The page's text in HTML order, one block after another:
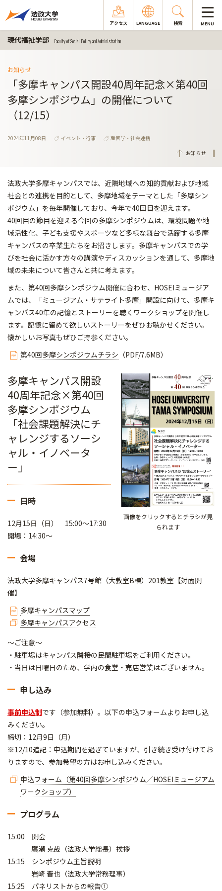
アクセス LANGUAGE 検索 MENU
現代福祉学部 Faculty of Social Policy and Administration
お知らせ
「多摩キャンパス開設40周年記念×第40回
多摩シンポジウム」の開催について
（12/15）
2024年11月08日 イベント・行事
産官学・社会連携
お知らせ
法政大学多摩キャンパスでは、近隣地域への知的貢献および地域
社会との連携を目的として、多摩地域をテーマとした「多摩シン
ポジウム」を毎年開催しており、今年で40回目を迎えます。
40回目の節目を迎える今回の多摩シンポジウムは、環境問題や地
域活性化、子ども支援やスポーツなど多様な舞台で活躍する多摩
キャンパスの卒業生たちをお招きします。多摩キャンパスでの学
びを社会に活かす方々の講演やディスカッションを通して、多摩地
域の未来について皆さんと共に考えます。
また、第40回多摩シンポジウム開催に合わせ、HOSEIミュージア
ムでは、「ミュージアム・サテライト多摩」開設に向けて、多摩キ
ャンパス40年の記憶とストーリーを聴くワークショップを開催し
ます。記憶に留めて欲しいストーリーをぜひお聴かせください。
懐かしいお写真もぜひご持参ください。
第40回多摩シンポジウムチラシ （PDF/7.6MB）
画像をクリックするとチラシが見
られます
多摩キャンパス開設
40周年記念×第40回
多摩シンポジウム
「社会課題解決にチ
ャレンジするソーシ
ャル・イノベータ
ー」
日時
12月15日（日） 15:00～17:30
開場：14:30～
会場
法政大学多摩キャンパス7号館（大教室B棟）201教室【対面開
催】
多摩キャンパスマップ
多摩キャンパスアクセス
～ご注意～
・駐車場はキャンパス隣接の民間駐車場をご利用ください。
・当日は日曜日のため、学内の食堂・売店営業はございません。
申し込み
事前申込制です（参加無料）。以下の申込フォームよりお申し込
みください。
締切：12月9日（月）
※12/10追記：申込期間を過ぎていますが、引き続き受け付けてお
りますので、参加希望の方はお申し込みください。
申込フォーム（第40回多摩シンポジウム／HOSEIミュージアム
ワークショップ）
プログラム
15:00 開会
廣瀬 克哉（法政大学総長）挨拶
15:15 シンポジウム主旨説明
岩崎 晋也（法政大学常務理事）
15:25 パネリストからの報告①